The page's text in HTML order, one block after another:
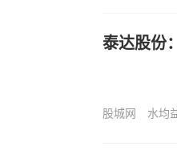
泰达股份
股城网 水均